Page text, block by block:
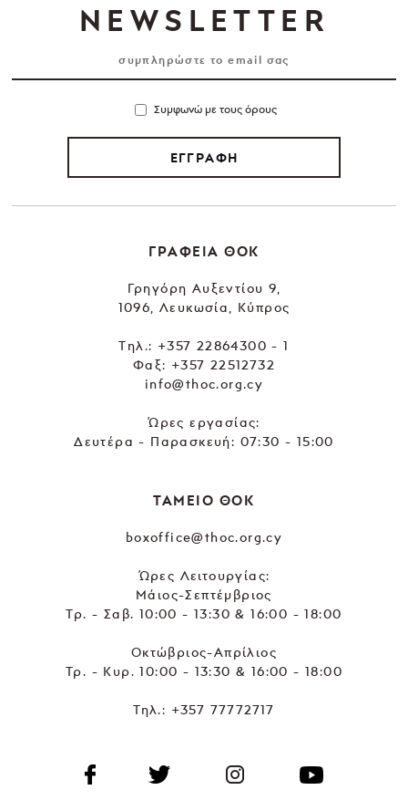
NEWSLETTER
Συμφωνώ με τους όρους
ΕΓΓΡΑΦΗ
ΓΡΑΦΕΙΑ ΘΟΚ
Γρηγόρη Αυξεντίου 9,
1096, Λευκωσία, Κύπρος
Tηλ.: +357 22864300 - 1
Φαξ: +357 22512732
info@thoc.org.cy
Ώρες εργασίας:
Δευτέρα - Παρασκευή: 07:30 - 15:00
ΤΑΜΕΙΟ ΘΟΚ
boxoffice@thoc.org.cy
Ώρες Λειτουργίας:
Μάιος-Σεπτέμβριος
Τρ. - Σαβ. 10:00 - 13:30 & 16:00 - 18:00
Οκτώβριος-Απρίλιος
Τρ. - Κυρ. 10:00 - 13:30 & 16:00 - 18:00
Τηλ.: +357 77772717